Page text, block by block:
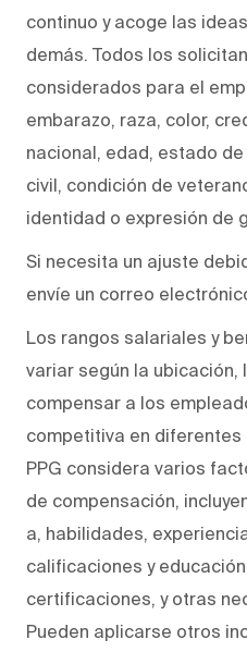
continuo y acoge las
demás. Todos los
considerados para el
embarazo, raza, color,
nacional, edad, estado
civil, condición de
identidad o expresión de
Si necesita un ajuste
envíe un correo
Los rangos salariales y
variar según la ubicación,
compensar a los
competitiva en
PPG considera varios
de compensación,
a, habilidades,
calificaciones y
certificaciones, y otras
Pueden aplicarse otros